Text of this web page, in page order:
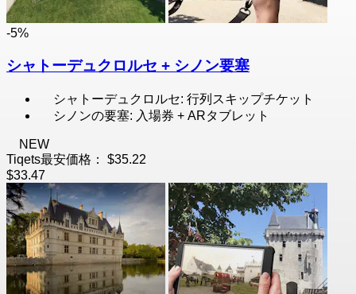
-5%
シャトーデュクロルセ + シノン要塞
シャトーデュクロルセ: 行列スキップチケット
シノンの要塞: 入場券 + ARタブレット
NEW
Tiqets最安価格：
$35.22
$33.47